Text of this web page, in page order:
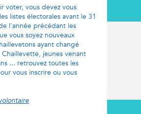
voter, vous devez vous
listes électorales avant le 31
l'année précédant les
vous soyez nouveaux
ayant changé
jeunes venant
... retrouvez toutes les
vous inscrire ou vous